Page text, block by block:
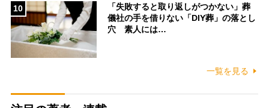
10
「失敗すると取り返しがつかない」葬
儀社の手を借りない「DIY葬」の落とし
穴 素人には…
一覧を見る